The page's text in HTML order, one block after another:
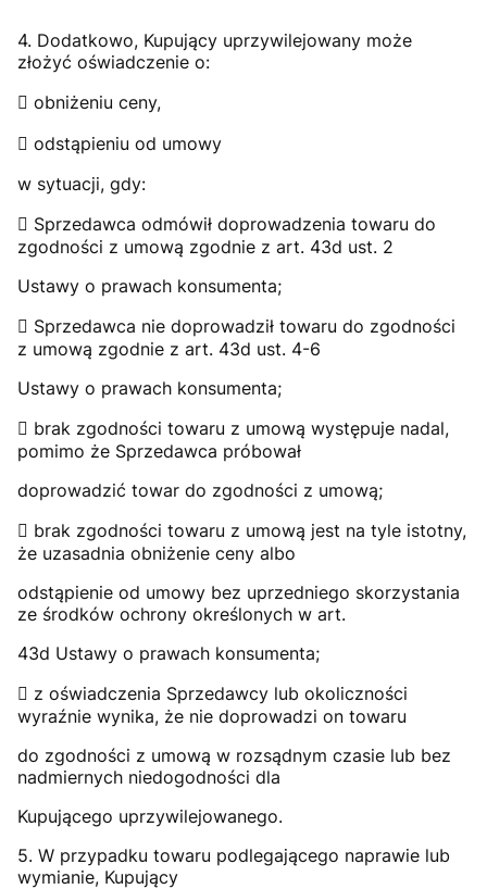
4. Dodatkowo, Kupujący uprzywilejowany może
złożyć oświadczenie o:
 obniżeniu ceny,
 odstąpieniu od umowy
w sytuacji, gdy:
 Sprzedawca odmówił doprowadzenia towaru do
zgodności z umową zgodnie z art. 43d ust. 2
Ustawy o prawach konsumenta;
 Sprzedawca nie doprowadził towaru do zgodności
z umową zgodnie z art. 43d ust. 4-6
Ustawy o prawach konsumenta;
 brak zgodności towaru z umową występuje nadal,
pomimo że Sprzedawca próbował
doprowadzić towar do zgodności z umową;
 brak zgodności towaru z umową jest na tyle istotny,
że uzasadnia obniżenie ceny albo
odstąpienie od umowy bez uprzedniego skorzystania
ze środków ochrony określonych w art.
43d Ustawy o prawach konsumenta;
 z oświadczenia Sprzedawcy lub okoliczności
wyraźnie wynika, że nie doprowadzi on towaru
do zgodności z umową w rozsądnym czasie lub bez
nadmiernych niedogodności dla
Kupującego uprzywilejowanego.
5. W przypadku towaru podlegającego naprawie lub
wymianie, Kupujący